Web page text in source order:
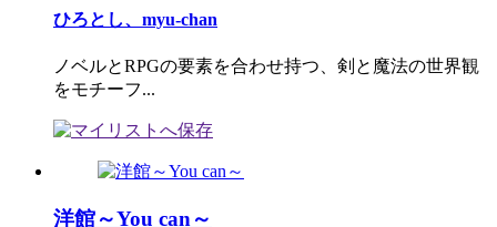
ひろとし、myu-chan
ノベルとRPGの要素を合わせ持つ、剣と魔法の世界観
をモチーフ...
洋館～You can～